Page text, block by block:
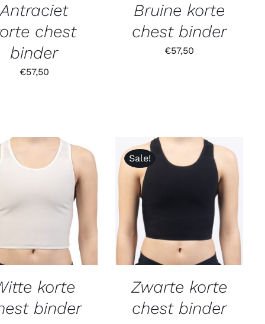
Antraciet
chest
binder
€57,50
Bruine korte
chest binder
€57,50
korte
binder
Sale!
Zwarte korte
chest binder